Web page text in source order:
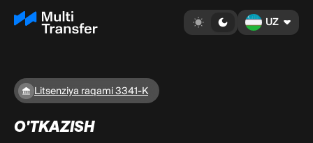
UZ
Litsenziya raqami 3341-K
O'TKAZISH